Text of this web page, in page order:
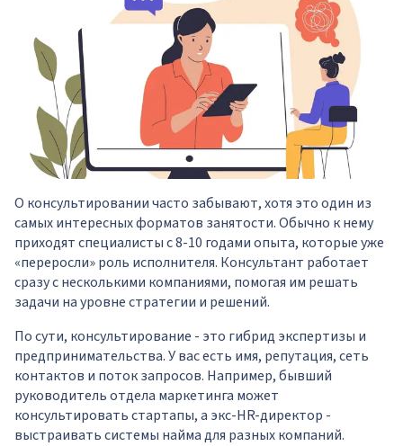
О консультировании часто забывают, хотя это один из
самых интересных форматов занятости. Обычно к нему
приходят специалисты с 8-10 годами опыта, которые уже
«переросли» роль исполнителя. Консультант работает
сразу с несколькими компаниями, помогая им решать
задачи на уровне стратегии и решений.
По сути, консультирование - это гибрид экспертизы и
предпринимательства. У вас есть имя, репутация, сеть
контактов и поток запросов. Например, бывший
руководитель отдела маркетинга может
консультировать стартапы, а экс-HR-директор -
выстраивать системы найма для разных компаний.